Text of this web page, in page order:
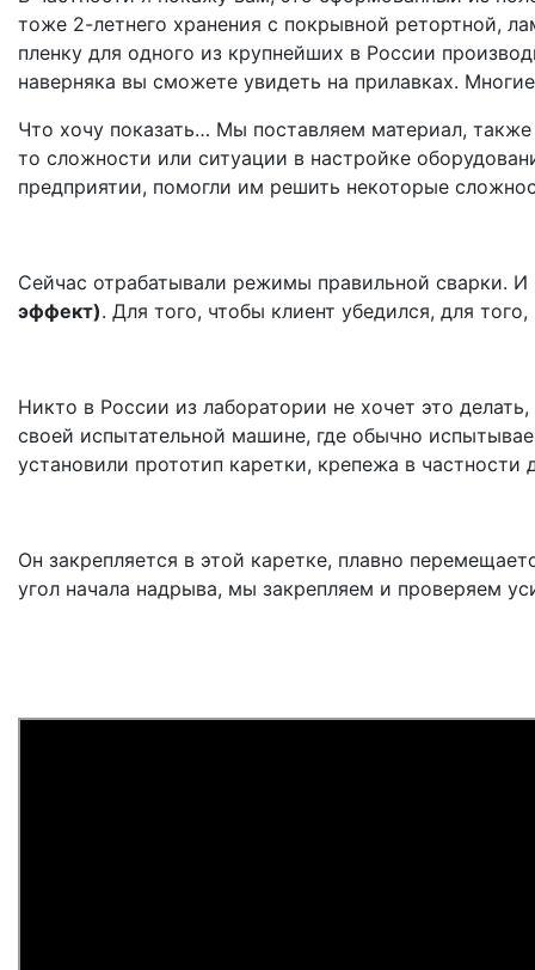
тоже 2-летнего хранения с покрывной ретортной,
пленку для одного из крупнейших в России
наверняка вы сможете увидеть на прилавках.
Что хочу показать… Мы поставляем материал,
то сложности или ситуации в настройке
предприятии, помогли им решить некоторые
Сейчас отрабатывали режимы правильной сварки.
эффект). Для того, чтобы клиент убедился, для
Никто в России из лаборатории не хочет это
своей испытательной машине, где обычно
установили прототип каретки, крепежа в частности
Он закрепляется в этой каретке, плавно
угол начала надрыва, мы закрепляем и проверяем